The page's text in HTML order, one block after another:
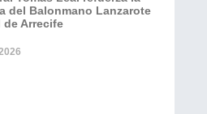
del Balonmano Lanzarote
de Arrecife